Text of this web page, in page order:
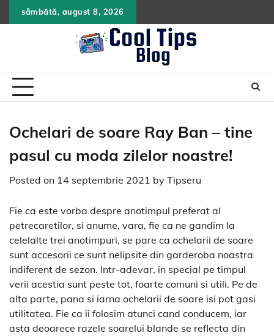
to
sâmbătă, august 8, 2026
Ochelari de soare Ray Ban – tine
pasul cu moda zilelor noastre!
Posted on 14 septembrie 2021 by Tipseru
Fie ca este vorba despre anotimpul preferat al
petrecaretilor, si anume, vara, fie ca ne gandim la
celelalte trei anotimpuri, se pare ca ochelarii de soare
sunt accesorii ce sunt nelipsite din garderoba noastra
indiferent de sezon. Intr-adevar, in special pe timpul
verii acestia sunt peste tot, foarte comuni si utili. Pe de
alta parte, pana si iarna ochelarii de soare isi pot gasi
utilitatea. Fie ca ii folosim atunci cand conducem, iar
asta deoarece razele soarelui blande se reflecta din